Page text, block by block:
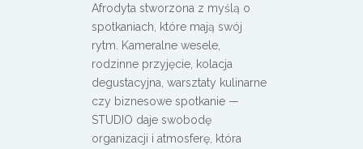
Afrodyta stworzona z myślą o
spotkaniach, które mają swój
rytm. Kameralne wesele,
rodzinne przyjęcie, kolacja
degustacyjna, warsztaty kulinarne
czy biznesowe spotkanie —
STUDIO daje swobodę
organizacji i atmosferę, która